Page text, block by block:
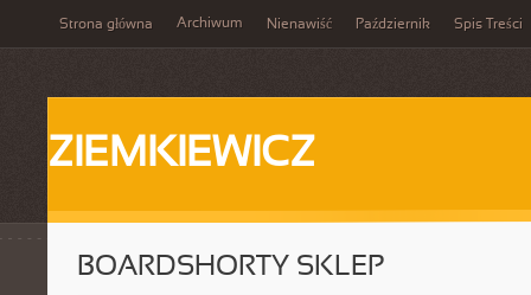
Strona główna Archiwum Nienawiść Październik Spis Treści
ZIEMKIEWICZ
BOARDSHORTY SKLEP